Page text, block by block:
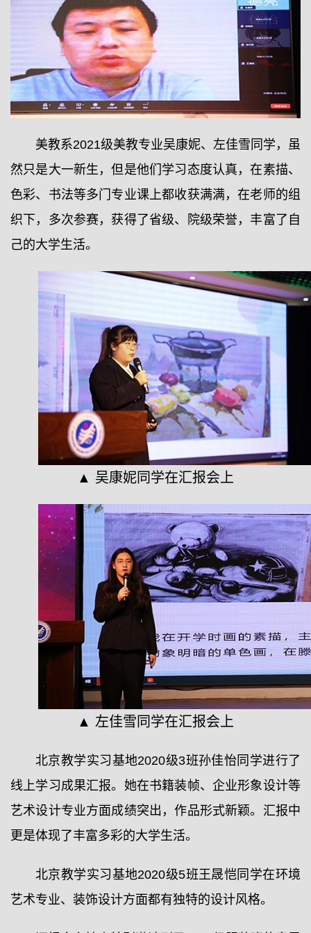
美教系2021级美教专业吴康妮、左佳雪同学，虽
然只是大一新生，但是他们学习态度认真，在素描、
色彩、书法等多门专业课上都收获满满，在老师的组
织下，多次参赛，获得了省级、院级荣誉，丰富了自
己的大学生活。
▲ 吴康妮同学在汇报会上
▲ 左佳雪同学在汇报会上
北京教学实习基地2020级3班孙佳怡同学进行了
线上学习成果汇报。她在书籍装帧、企业形象设计等
艺术设计专业方面成绩突出，作品形式新颖。汇报中
更是体现了丰富多彩的大学生活。
北京教学实习基地2020级5班王晟恺同学在环境
艺术专业、装饰设计方面都有独特的设计风格。